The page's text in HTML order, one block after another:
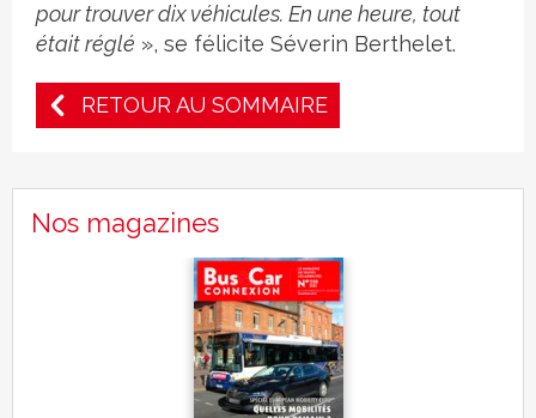
pour trouver dix véhicules. En une heure, tout
était réglé », se félicite Séverin Berthelet.
RETOUR AU SOMMAIRE
Nos magazines